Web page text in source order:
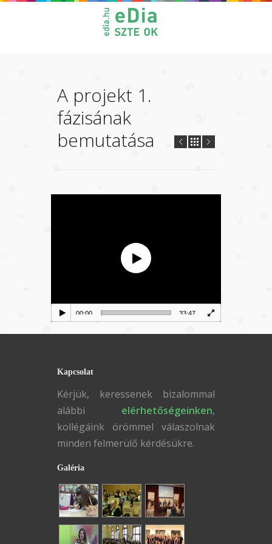
A projekt 1.
fázisának
bemutatása
00:00 33:47
Kapcsolat
Kérjük, keressenek bizalommal
alábbi elérhetőségeinken,
kollégáink örömmel válaszolnak
minden felmerülő kérdésükre.
Galéria